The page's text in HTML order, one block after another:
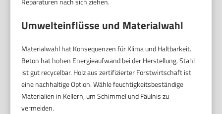
Umwelteinflüsse und Materialwahl
Materialwahl hat Konsequenzen für Klima und Haltbarkeit.
Beton hat hohen Energieaufwand bei der Herstellung. Stahl
ist gut recycelbar. Holz aus zertifizierter Forstwirtschaft ist
eine nachhaltige Option. Wähle feuchtigkeitsbeständige
Materialien in Kellern, um Schimmel und Fäulnis zu
vermeiden.